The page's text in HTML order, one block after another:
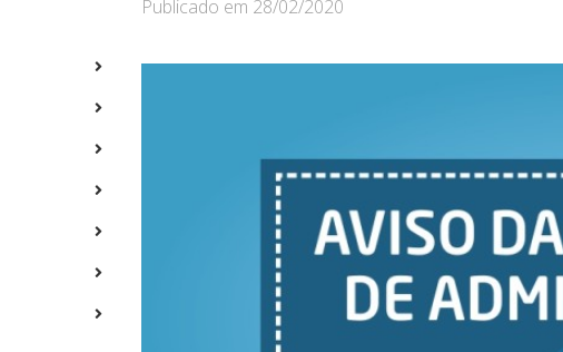
Publicado em 28/02/2020